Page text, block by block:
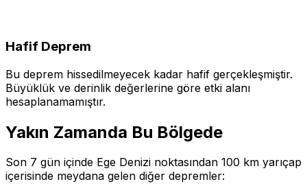
Hafif Deprem
Bu deprem hissedilmeyecek kadar hafif gerçekleşmiştir.
Büyüklük ve derinlik değerlerine göre etki alanı
hesaplanamamıştır.
Yakın Zamanda Bu Bölgede
Son 7 gün içinde Ege Denizi noktasından 100 km yarıçap
içerisinde meydana gelen diğer depremler: